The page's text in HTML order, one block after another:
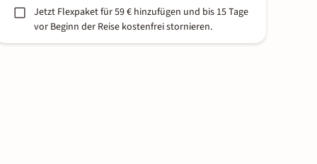
Jetzt Flexpaket für 59 € hinzufügen und bis 15 Tage
vor Beginn der Reise kostenfrei stornieren.